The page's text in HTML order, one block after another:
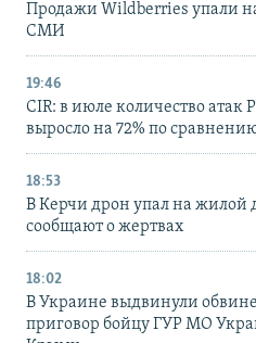
Продажи Wildberries упали
СМИ
19:46
CIR: в июле количество атак
выросло на 72% по
18:53
В Керчи дрон упал на жилой
сообщают о жертвах
18:02
В Украине выдвинули
приговор бойцу ГУР МО